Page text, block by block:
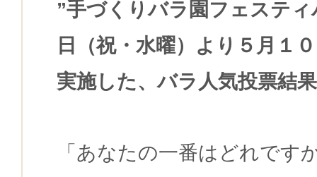
”手づくりバラ園フェステ
日（祝・水曜）より５月１
実施した、バラ人気投票結
「あなたの一番はどれです